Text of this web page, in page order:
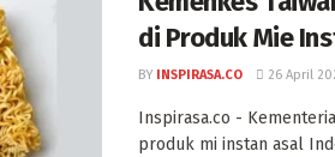
di Produk Mie
BY INSPIRASA.CO 26 April
Inspirasa.co -
produk mi instan asal